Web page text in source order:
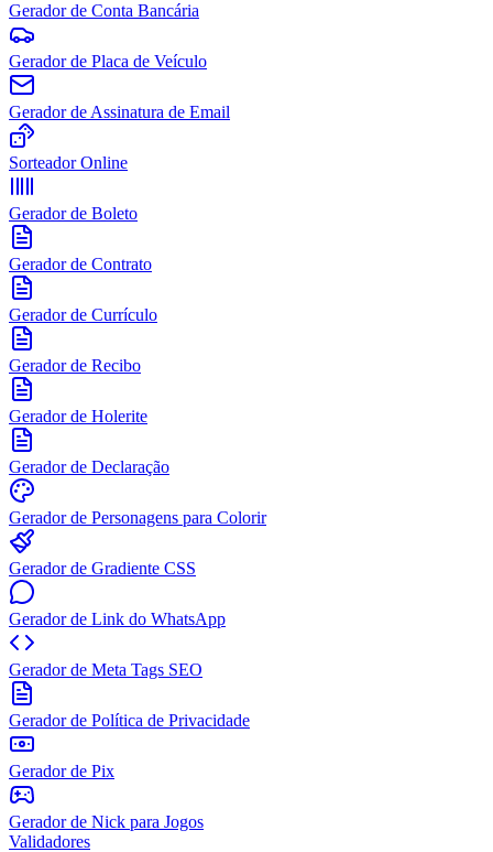
Gerador de Conta Bancária
Gerador de Placa de Veículo
Gerador de Assinatura de Email
Sorteador Online
Gerador de Boleto
Gerador de Contrato
Gerador de Currículo
Gerador de Recibo
Gerador de Holerite
Gerador de Declaração
Gerador de Personagens para Colorir
Gerador de Gradiente CSS
Gerador de Link do WhatsApp
Gerador de Meta Tags SEO
Gerador de Política de Privacidade
Gerador de Pix
Gerador de Nick para Jogos
Validadores